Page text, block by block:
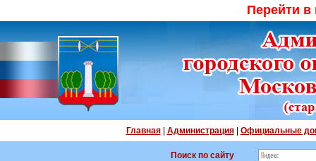
Перейти
Главная| Администрация| Официальные
Поиск по сайту